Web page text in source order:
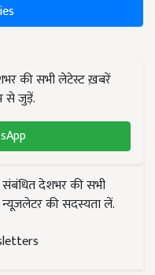
की सभी लेटेस्ट ख़बरें
से जुड़ें.
देशभर की सभी
की सदस्यता लें.